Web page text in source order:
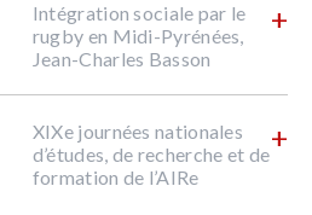
Intégration sociale par le
rugby en Midi-Pyrénées,
Jean-Charles Basson
+
XIXe journées nationales
d’études, de recherche et de
formation de l’AIRe
+